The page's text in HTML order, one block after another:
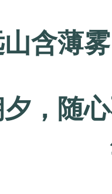
含薄
，随